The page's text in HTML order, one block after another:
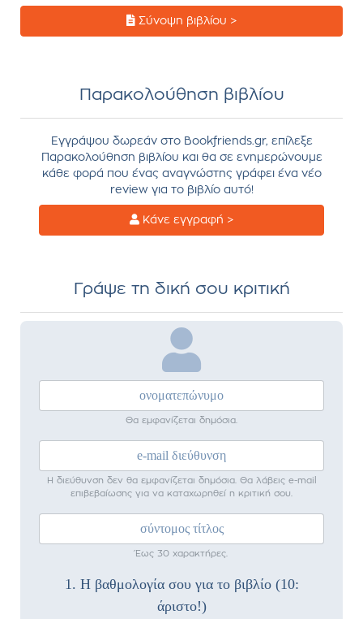
Σύνοψη βιβλίου >
Παρακολούθηση βιβλίου
Εγγράψου δωρεάν στο Bookfriends.gr, επίλεξε
Παρακολούθηση βιβλίου και θα σε ενημερώνουμε
κάθε φορά που ένας αναγνώστης γράφει ένα νέο
review για το βιβλίο αυτό!
Κάνε εγγραφή >
Γράψε τη δική σου κριτική
Θα εμφανίζεται δημόσια.
Η διεύθυνση δεν θα εμφανίζεται δημόσια. Θα λάβεις e-mail
επιβεβαίωσης για να καταχωρηθεί η κριτική σου.
Έως 30 χαρακτήρες.
1. Η βαθμολογία σου για το βιβλίο (10:
άριστο!)